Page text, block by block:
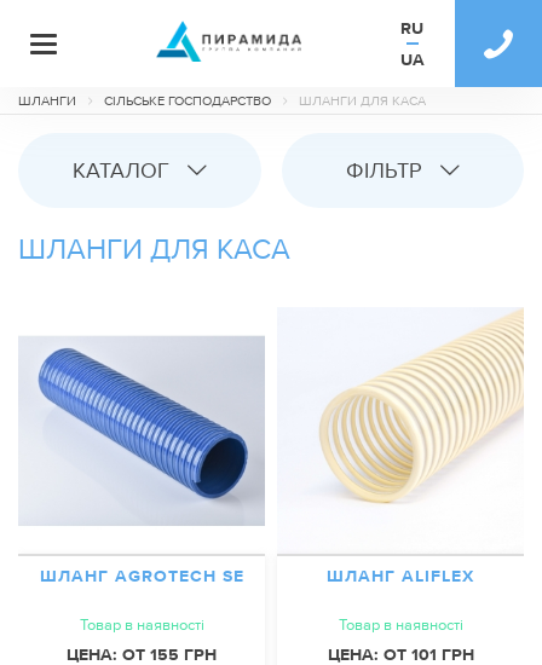
RU
UA
ШЛАНГИ СІЛЬСЬКЕ ГОСПОДАРСТВО ШЛАНГИ ДЛЯ КАСА
КАТАЛОГ ФІЛЬТР
ШЛАНГИ ДЛЯ КАСА
ШЛАНГ AGROTECH SE
Товар в наявності
ЦЕНА: ОТ 155 ГРН
ШЛАНГ ALIFLEX
Товар в наявності
ЦЕНА: ОТ 101 ГРН